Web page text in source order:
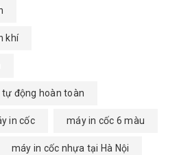
khí
động hoàn toàn
in cốc máy in cốc 6 màu
máy in cốc nhựa tại Hà Nội